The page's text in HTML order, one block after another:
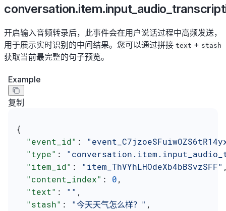
开启输入音频转录后，此事件会在用户说话过程中高频发送，
用于展示实时识别的中间结果。您可以通过拼接 text + stash
获取当前最完整的句子预览。
Example
复制
{
  "event_id"
:
  "type"
:
  "item_id"
: "item_ThVYhLHOdeXb4bBSvzSFF"
  "content_index"
: 0,
  "text"
: "" ,
  "stash"
: "今天天气怎么样？" ,